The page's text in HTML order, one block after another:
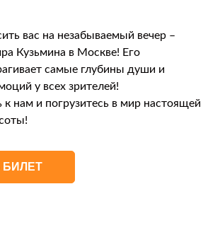
вас на незабываемый вечер –
Кузьмина в Москве! Его
самые глубины души и
у всех зрителей!
к нам и погрузитесь в мир настоящей
БИЛЕТ